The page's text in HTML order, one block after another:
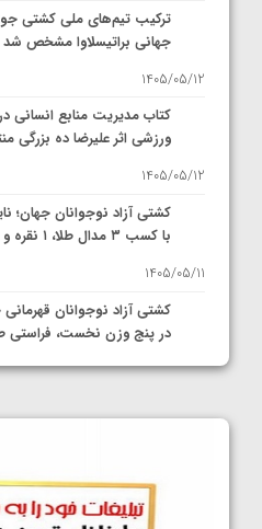
ترکیب تیم‌های ملی کشتی
جهانی براتیسلاوا مشخص شد
1405/05/12
کتاب مدیریت منابع انسانی
ورزشی اثر علیرضا ده بزرگی
1405/05/12
کشتی آزاد نوجوانان جهان؛
با کسب ۳ مدال طلا، ۱ نقره و ۲ مدال برنز
1405/05/11
کشتی آزاد نوجوانان
در پنج وزن نخست، فراستی
1405/05/11
کشتی آزاد نوجوانان جهان؛